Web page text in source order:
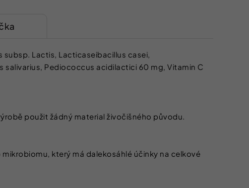
Lactis, Lacticaseibacillus casei,
Pediococcus acidilactici 60 mg, Vitamin C
použit žádný material živočišného původu.
který má dalekosáhlé účinky na celkové